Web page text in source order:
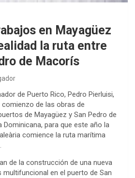
en Mayagüez
la ruta entre
de Macorís
de Puerto Rico, Pedro Pierluisi,
de las obras de
de Mayagüez y San Pedro de
Dominicana, para que este año la
comience la ruta marítima
de la construcción de una nueva
multifuncional en el puerto de San